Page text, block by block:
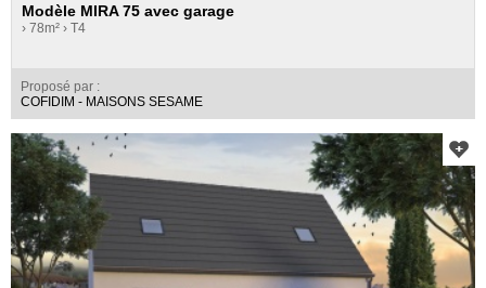
Modèle MIRA 75 avec garage
› 78m² › T4
Proposé par :
COFIDIM - MAISONS SESAME